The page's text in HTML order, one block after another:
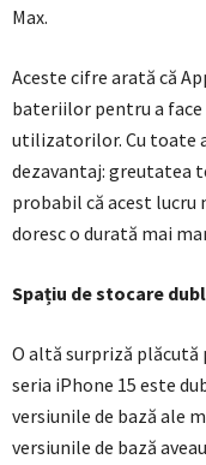
Max.
Aceste cifre arată că
bateriilor pentru a
utilizatorilor. Cu toate
dezavantaj: greutatea
probabil că acest lucru
doresc o durată mai
Spațiu de stocare
O altă surpriză plăcută
seria iPhone 15 este
versiunile de bază ale
versiunile de bază